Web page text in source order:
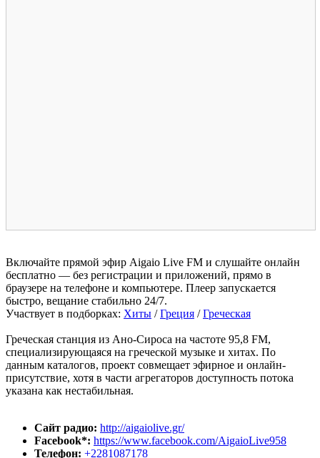
Включайте прямой эфир Aigaio Live FM и слушайте онлайн
бесплатно — без регистрации и приложений, прямо в
браузере на телефоне и компьютере. Плеер запускается
быстро, вещание стабильно 24/7.
Участвует в подборках: Хиты /Греция /Греческая
Греческая станция из Ано-Сироса на частоте 95,8 FM,
специализирующаяся на греческой музыке и хитах. По
данным каталогов, проект совмещает эфирное и онлайн-
присутствие, хотя в части агрегаторов доступность потока
указана как нестабильная.
Сайт радио: http://aigaiolive.gr/
Facebook*: https://www.facebook.com/AigaioLive958
Телефон: +2281087178